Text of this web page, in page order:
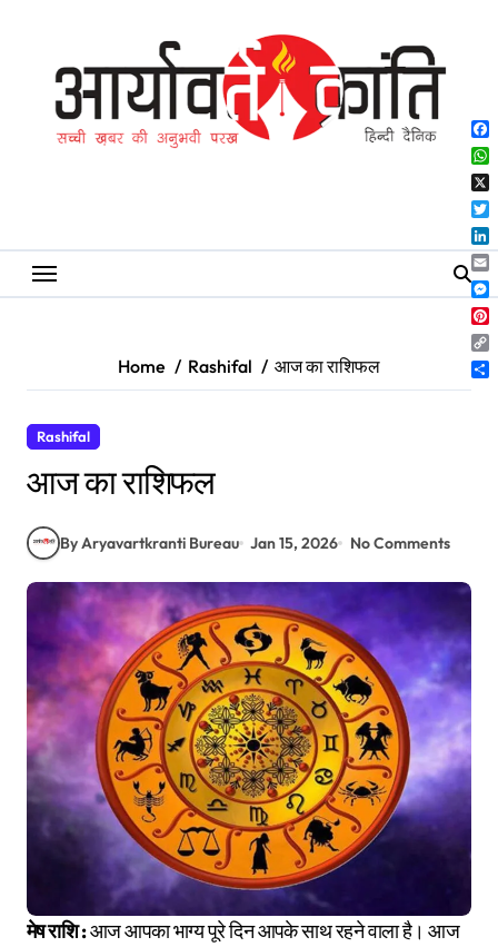
Home Rashifal आज का राशिफल
Rashifal
आज का राशिफल
By Aryavartkranti Bureau Jan 15, 2026 No Comments
मेष राशि :आज आपका भाग्य पूरे दिन आपके साथ रहने वाला है। आज
X